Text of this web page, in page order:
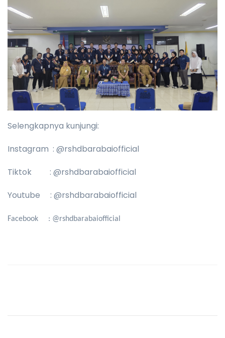
Selengkapnya kunjungi:
Instagram : @rshdbarabaiofficial
Tiktok : @rshdbarabaiofficial
Youtube : @rshdbarabaiofficial
Facebook : @rshdbarabaiofficial